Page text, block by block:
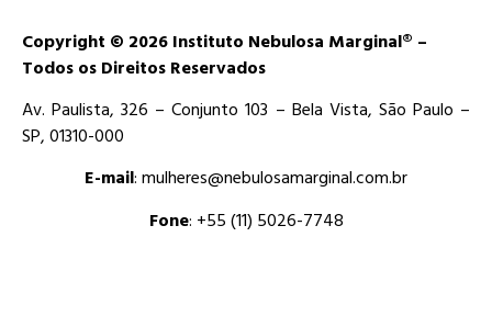
Copyright © 2026 Instituto Nebulosa Marginal® –
Todos os Direitos Reservados
Av. Paulista, 326 – Conjunto 103 – Bela Vista, São Paulo –
SP, 01310-000
E-mail: mulheres@nebulosamarginal.com.br
Fone: +55 (11) 5026-7748